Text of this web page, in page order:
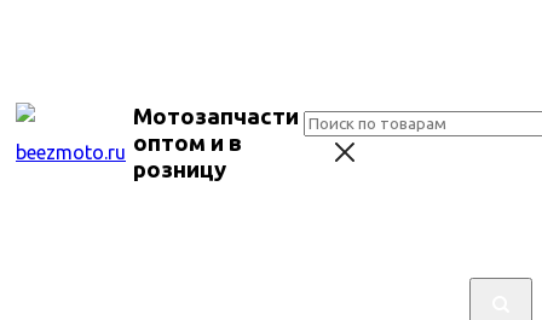
Мотозапчасти
оптом и в
розницу